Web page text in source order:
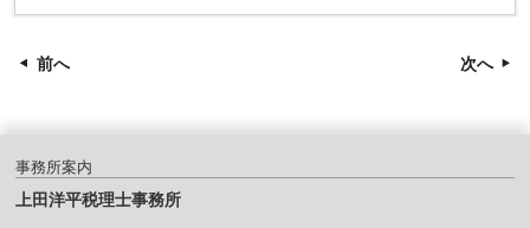
前へ 次へ
事務所案内
上田洋平税理士事務所